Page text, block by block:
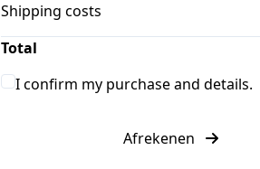
Shipping costs
Total
I confirm my purchase and details.
Afrekenen